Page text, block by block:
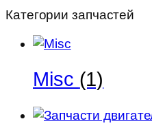
Категории запчастей
Misc (1)